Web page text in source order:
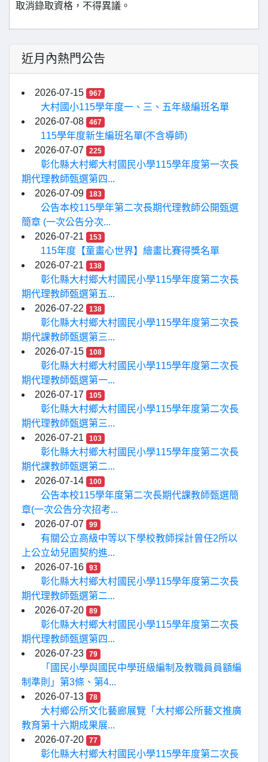
取消錄取資格，不得異議。
近月內熱門公告
2026-07-15 967
大村國小115學年度一、三、五年級編班名單
2026-07-08
467
115學年度新生編班名單(不含導師)
2026-07-07
225
彰化縣大村鄉大村國民小學115學年度第一次長
期代理教師甄選第四...
2026-07-09
183
公告本校115學年第二次長期代理教師公開甄選
簡章 (一次公告分次...
2026-07-21
153
115年度【童畫心世界】繪畫比賽得獎名單
2026-07-21
138
彰化縣大村鄉大村國民小學115學年度第二次長
期代理教師甄選第五...
2026-07-22
138
彰化縣大村鄉大村國民小學115學年度第二次長
期代課教師甄選第三...
2026-07-15
108
彰化縣大村鄉大村國民小學115學年度第二次長
期代理教師甄選第一...
2026-07-17
105
彰化縣大村鄉大村國民小學115學年度第二次長
期代理教師甄選第三...
2026-07-21
103
彰化縣大村鄉大村國民小學115學年度第二次長
期代課教師甄選第二...
2026-07-14
100
公告本校115學年度第二次長期代課教師甄選簡
章(一次公告分次招考...
2026-07-07
99
有關公立高級中等以下學校教師採計曾任2所以
上公立幼兒園契約進...
2026-07-16
93
彰化縣大村鄉大村國民小學115學年度第二次長
期代理教師甄選第二...
2026-07-20
89
彰化縣大村鄉大村國民小學115學年度第二次長
期代理教師甄選第四...
2026-07-23
79
「國民小學與國民中學班級編制及教職員員額編
制準則」第3條、第4...
2026-07-13
78
大村鄉公所文化藝廊展覽「大村鄉公所藝文推廣
教育第十六期成果展...
2026-07-20
77
彰化縣大村鄉大村國民小學115學年度第二次長